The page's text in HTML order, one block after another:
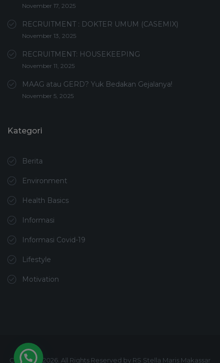
November 17, 2025
RECRUITMENT : DOKTER UMUM (CASEMIX)
November 13, 2025
RECRUITMENT: HOUSEKEEPING
November 11, 2025
MAAG atau GERD? Yuk Bedakan Gejalanya!
November 5, 2025
Kategori
Berita
Environment
Health Basics
Informasi
Informasi Covid-19
Lifestyle
Motivation
Copyright 2026. All Rights Reserved by RS Stella Maris Makassar